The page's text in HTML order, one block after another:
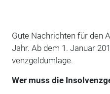
Gute Nachrichten für den
Jahr. Ab dem 1. Januar
venzgeldumlage.
Wer muss die